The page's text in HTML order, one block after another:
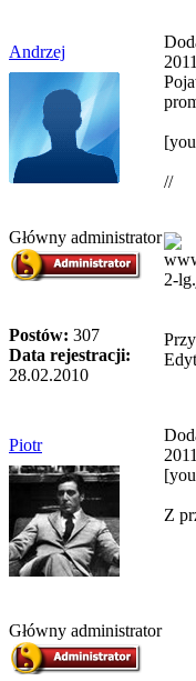
Andrzej
Główny administrator
Postów: 307
Data rejestracji:
28.02.2010
//
Piotr
Główny administrator
Z